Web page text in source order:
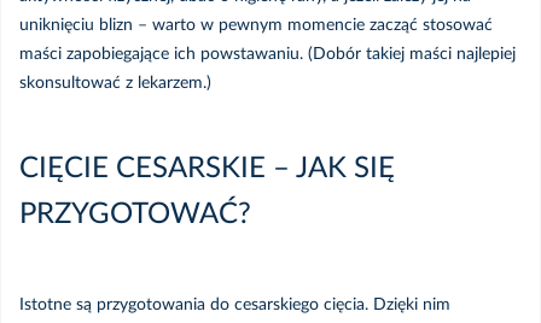
uniknięciu blizn – warto w pewnym momencie zacząć stosować
maści zapobiegające ich powstawaniu. (Dobór takiej maści najlepiej
skonsultować z lekarzem.)
CIĘCIE CESARSKIE – JAK SIĘ
PRZYGOTOWAĆ?
Istotne są przygotowania do cesarskiego cięcia. Dzięki nim